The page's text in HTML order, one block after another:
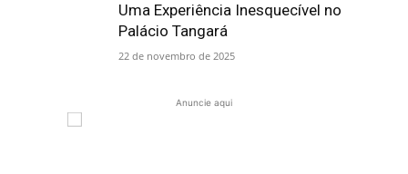
Uma Experiência Inesquecível no
Palácio Tangará
22 de novembro de 2025
Anuncie aqui